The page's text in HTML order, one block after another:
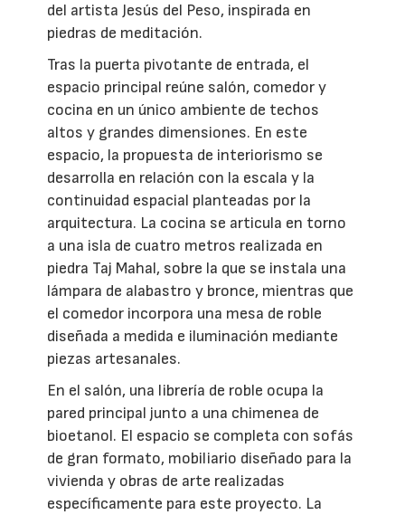
del artista Jesús del Peso, inspirada en
piedras de meditación.
Tras la puerta pivotante de entrada, el
espacio principal reúne salón, comedor y
cocina en un único ambiente de techos
altos y grandes dimensiones. En este
espacio, la propuesta de interiorismo se
desarrolla en relación con la escala y la
continuidad espacial planteadas por la
arquitectura. La cocina se articula en torno
a una isla de cuatro metros realizada en
piedra Taj Mahal, sobre la que se instala una
lámpara de alabastro y bronce, mientras que
el comedor incorpora una mesa de roble
diseñada a medida e iluminación mediante
piezas artesanales.
En el salón, una librería de roble ocupa la
pared principal junto a una chimenea de
bioetanol. El espacio se completa con sofás
de gran formato, mobiliario diseñado para la
vivienda y obras de arte realizadas
específicamente para este proyecto. La